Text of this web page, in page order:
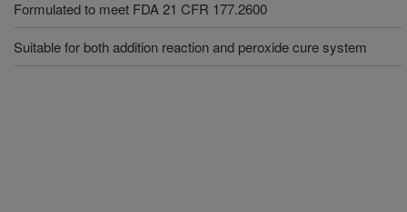
Formulated to meet FDA 21 CFR 177.2600
Suitable for both addition reaction and peroxide cure system